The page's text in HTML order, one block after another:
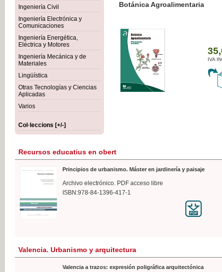
Ingeniería Civil
Ingeniería Electrónica y
Comunicaciones
Ingeniería Energética,
Eléctrica y Motores
Ingeniería Mecánica y de
Materiales
Lingüística
Otras Tecnologías y Ciencias
Aplicadas
Varios
Col·leccions [+/-]
Botánica Agroalimentaria
IVA
Recursos educatius en obert
Principios de urbanismo. Máster en jardinería y paisaje
Archivo electrónico. PDF acceso libre
ISBN:978-84-1396-417-1
Valencia. Urbanismo y arquitectura
Valencia a trazos: expresión poligráfica arquitectónica